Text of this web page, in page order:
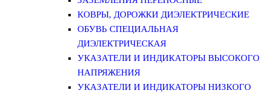
КОВРЫ, ДОРОЖКИ ДИЭЛЕКТРИЧЕСКИЕ
ОБУВЬ СПЕЦИАЛЬНАЯ
ДИЭЛЕКТРИЧЕСКАЯ
УКАЗАТЕЛИ И ИНДИКАТОРЫ ВЫСОКОГО
НАПРЯЖЕНИЯ
УКАЗАТЕЛИ И ИНДИКАТОРЫ НИЗКОГО